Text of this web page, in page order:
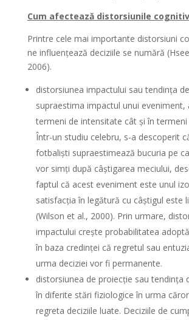
Cum afectează distorsiunile
Printre cele mai importante distorsiuni
ne influențează deciziile se numără
2006).
distorsiunea impactului sau tendința
supraestima impactul unui eveniment,
termeni de intensitate cât și în termeni
Într-un studiu celebru, s-a descoperit
fotbaliști supraestimează bucuria pe
vor simți după câștigarea meciului,
faptul că acest eveniment este unul
satisfacția în legătură cu câștigul este
(Wilson et al., 2000). Prin urmare,
impactului crește probabilitatea
în baza credinței că regretul sau
urma deciziei vor fi permanente.
distorsiunea de proiecție sau tendința
în diferite stări fiziologice în urma
regreta deciziile luate. Deciziile de